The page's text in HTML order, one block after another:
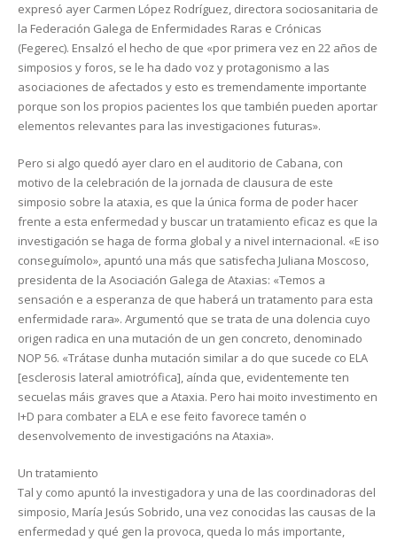
expresó ayer Carmen López Rodríguez, directora sociosanitaria de
la Federación Galega de Enfermidades Raras e Crónicas
(Fegerec). Ensalzó el hecho de que «por primera vez en 22 años de
simposios y foros, se le ha dado voz y protagonismo a las
asociaciones de afectados y esto es tremendamente importante
porque son los propios pacientes los que también pueden aportar
elementos relevantes para las investigaciones futuras».
Pero si algo quedó ayer claro en el auditorio de Cabana, con
motivo de la celebración de la jornada de clausura de este
simposio sobre la ataxia, es que la única forma de poder hacer
frente a esta enfermedad y buscar un tratamiento eficaz es que la
investigación se haga de forma global y a nivel internacional. «E iso
conseguímolo», apuntó una más que satisfecha Juliana Moscoso,
presidenta de la Asociación Galega de Ataxias: «Temos a
sensación e a esperanza de que haberá un tratamento para esta
enfermidade rara». Argumentó que se trata de una dolencia cuyo
origen radica en una mutación de un gen concreto, denominado
NOP 56. «Trátase dunha mutación similar a do que sucede co ELA
[esclerosis lateral amiotrófica], aínda que, evidentemente ten
secuelas máis graves que a Ataxia. Pero hai moito investimento en
I+D para combater a ELA e ese feito favorece tamén o
desenvolvemento de investigacións na Ataxia».
Un tratamiento
Tal y como apuntó la investigadora y una de las coordinadoras del
simposio, María Jesús Sobrido, una vez conocidas las causas de la
enfermedad y qué gen la provoca, queda lo más importante,